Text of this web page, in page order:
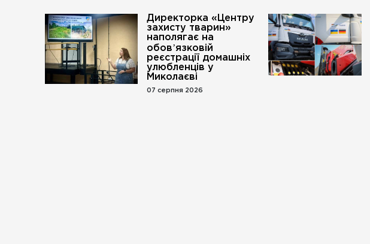
Директорка «Центру
захисту тварин»
наполягає на
обовʼязковій
реєстрації домашніх
улюбленців у
Миколаєві
07 серпня 2026